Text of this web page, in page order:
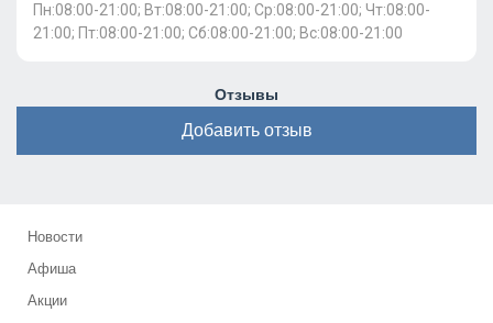
Пн:08:00-21:00; Вт:08:00-21:00; Ср:08:00-21:00; Чт:08:00-
21:00; Пт:08:00-21:00; Сб:08:00-21:00; Вс:08:00-21:00
Отзывы
Добавить отзыв
Новости
Афиша
Акции